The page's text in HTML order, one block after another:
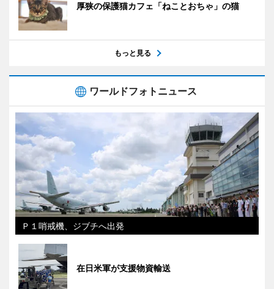
厚狭の保護猫カフェ「ねことおちゃ」の猫
もっと見る
ワールドフォトニュース
Ｐ１哨戒機、ジブチへ出発
在日米軍が支援物資輸送